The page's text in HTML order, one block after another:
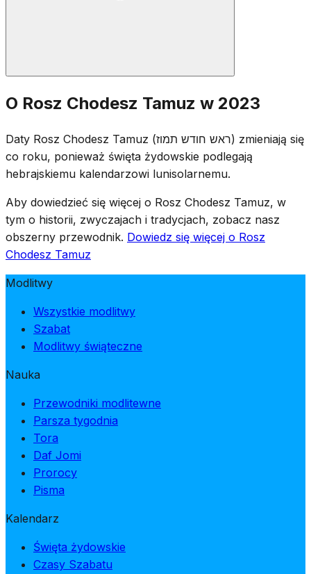
Odmawia się standardowe modlitwy Rosz Chodesz:
połowę Halelu, Jaale We'Jawo, czytanie Tory i Musaf.
Choć sam Rosz Chodesz jest dniem radosnym,
społeczność jest świadoma, że uroczysty okres Trzech
Tygodni zaczyna się w dalszej części miesiąca, 17
Tamuza.
O Rosz Chodesz Tamuz w 2023
Daty Rosz Chodesz Tamuz (ראש חודש תמוז) zmieniają się
co roku, ponieważ święta żydowskie podlegają
hebrajskiemu kalendarzowi lunisolarnemu.
Aby dowiedzieć się więcej o Rosz Chodesz Tamuz, w
tym o historii, zwyczajach i tradycjach, zobacz nasz
obszerny przewodnik. Dowiedz się więcej o Rosz
Chodesz Tamuz
Modlitwy
Wszystkie modlitwy
Szabat
Modlitwy świąteczne
Nauka
Przewodniki modlitewne
Parsza tygodnia
Tora
Daf Jomi
Prorocy
Pisma
Kalendarz
Święta żydowskie
Czasy Szabatu